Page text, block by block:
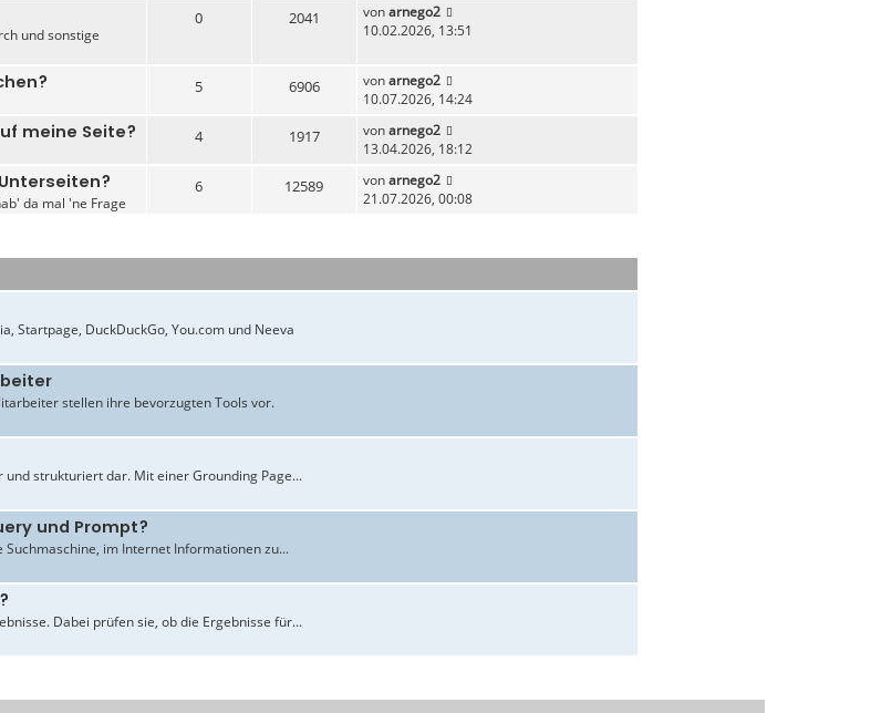
und sonstige
0 2041 vonarnego2
10.02.2026, 13:51
5 6906 vonarnego2
10.07.2026, 14:24
meine Seite? 4 1917 vonarnego2
13.04.2026, 18:12
da mal 'ne Frage
6 12589 vonarnego2
21.07.2026, 00:08
Startpage, DuckDuckGo, You.com und Neeva
stellen ihre bevorzugten Tools vor.
strukturiert dar. Mit einer Grounding Page...
und Prompt?
im Internet Informationen zu...
Dabei prüfen sie, ob die Ergebnisse für...